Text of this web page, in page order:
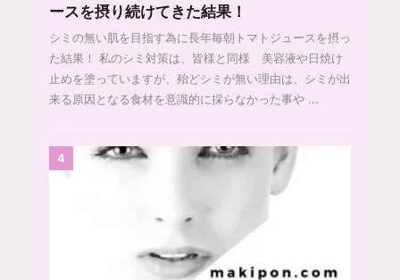
ースを摂り続けてきた結果！
シミの無い肌を目指す為に長年毎朝トマトジュースを摂っ
た結果！ 私のシミ対策は、皆様と同様 美容液や日焼け
止めを塗っていますが、殆どシミが無い理由は、シミが出
来る原因となる食材を意識的に採らなかった事や ...
4